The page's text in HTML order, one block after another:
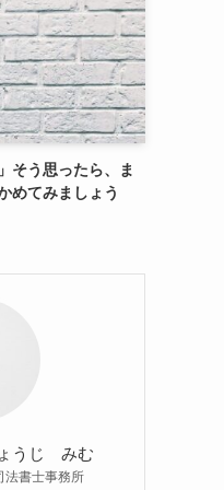
そう思ったら、ま
めてみましょう
うじ みむ
法書士事務所